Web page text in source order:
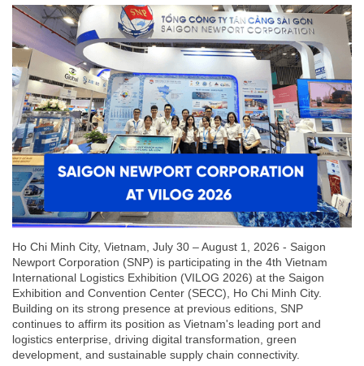
Ho Chi Minh City, Vietnam, July 30 – August 1, 2026 - Saigon
Newport Corporation (SNP) is participating in the 4th Vietnam
International Logistics Exhibition (VILOG 2026) at the Saigon
Exhibition and Convention Center (SECC), Ho Chi Minh City.
Building on its strong presence at previous editions, SNP
continues to affirm its position as Vietnam's leading port and
logistics enterprise, driving digital transformation, green
development, and sustainable supply chain connectivity.